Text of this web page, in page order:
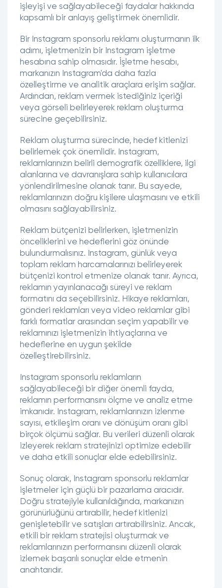
işleyişi ve sağlayabileceği faydalar hakkında
kapsamlı bir anlayış geliştirmek önemlidir.
Bir Instagram sponsorlu reklamı oluşturmanın ilk
adımı, işletmenizin bir Instagram işletme
hesabına sahip olmasıdır. İşletme hesabı,
markanızın Instagram'da daha fazla
özelleştirme ve analitik araçlara erişim sağlar.
Ardından, reklam vermek istediğiniz içeriği
veya görseli belirleyerek reklam oluşturma
sürecine geçebilirsiniz.
Reklam oluşturma sürecinde, hedef kitlenizi
belirlemek çok önemlidir. Instagram,
reklamlarınızın belirli demografik özelliklere, ilgi
alanlarına ve davranışlara sahip kullanıcılara
yönlendirilmesine olanak tanır. Bu sayede,
reklamlarınızın doğru kişilere ulaşmasını ve etkili
olmasını sağlayabilirsiniz.
Reklam bütçenizi belirlerken, işletmenizin
önceliklerini ve hedeflerini göz önünde
bulundurmalısınız. Instagram, günlük veya
toplam reklam harcamalarınızı belirleyerek
bütçenizi kontrol etmenize olanak tanır. Ayrıca,
reklamın yayınlanacağı süreyi ve reklam
formatını da seçebilirsiniz. Hikaye reklamları,
gönderi reklamları veya video reklamlar gibi
farklı formatlar arasından seçim yapabilir ve
reklamınızı işletmenizin ihtiyaçlarına ve
hedeflerine en uygun şekilde
özelleştirebilirsiniz.
Instagram sponsorlu reklamların
sağlayabileceği bir diğer önemli fayda,
reklamın performansını ölçme ve analiz etme
imkanıdır. Instagram, reklamlarınızın izlenme
sayısı, etkileşim oranı ve dönüşüm oranı gibi
birçok ölçümü sağlar. Bu verileri düzenli olarak
izleyerek reklam stratejinizi optimize edebilir
ve daha etkili sonuçlar elde edebilirsiniz.
Sonuç olarak, Instagram sponsorlu reklamlar
işletmeler için güçlü bir pazarlama aracıdır.
Doğru stratejiyle kullanıldığında, markanızın
görünürlüğünü artırabilir, hedef kitlenizi
genişletebilir ve satışları artırabilirsiniz. Ancak,
etkili bir reklam stratejisi oluşturmak ve
reklamlarınızın performansını düzenli olarak
izlemek başarılı sonuçlar elde etmenin
anahtarıdır.